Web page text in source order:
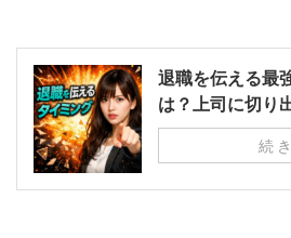
退職を伝える最
は？上司に切り
続